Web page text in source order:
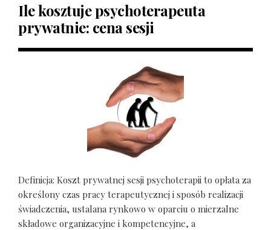
Ile kosztuje psychoterapeuta
prywatnie: cena sesji
Definicja: Koszt prywatnej sesji psychoterapii to opłata za
określony czas pracy terapeutycznej i sposób realizacji
świadczenia, ustalana rynkowo w oparciu o mierzalne
składowe organizacyjne i kompetencyjne, a